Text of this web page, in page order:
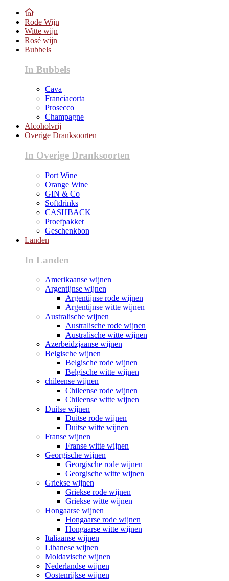
Rode Wijn
Witte wijn
Rosé wijn
Bubbels
In Bubbels
Cava
Franciacorta
Prosecco
Champagne
Alcoholvrij
Overige Dranksoorten
In Overige Dranksoorten
Port Wine
Orange Wine
GIN & Co
Softdrinks
CASHBACK
Proefpakket
Geschenkbon
Landen
In Landen
Amerikaanse wijnen
Argentijnse wijnen
Argentijnse rode wijnen
Argentijnse witte wijnen
Australische wijnen
Australische rode wijnen
Australische witte wijnen
Azerbeidzjaanse wijnen
Belgische wijnen
Belgische rode wijnen
Belgische witte wijnen
chileense wijnen
Chileense rode wijnen
Chileense witte wijnen
Duitse wijnen
Duitse rode wijnen
Duitse witte wijnen
Franse wijnen
Franse witte wijnen
Georgische wijnen
Georgische rode wijnen
Georgische witte wijnen
Griekse wijnen
Griekse rode wijnen
Griekse witte wijnen
Hongaarse wijnen
Hongaarse rode wijnen
Hongaarse witte wijnen
Italiaanse wijnen
Libanese wijnen
Moldavische wijnen
Nederlandse wijnen
Oostenrijkse wijnen